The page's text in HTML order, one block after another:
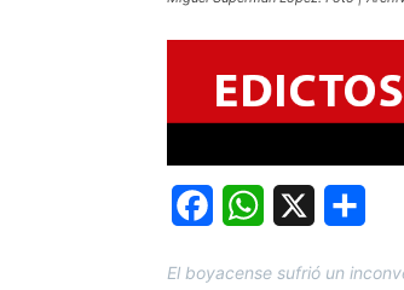
FacebookWhatsApp
El boyacense sufrió un